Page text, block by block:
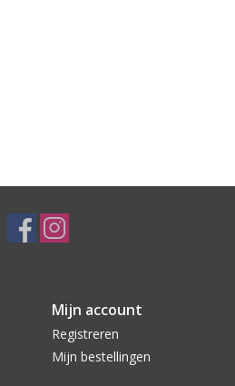
Mijn account
Registreren
Mijn bestellingen